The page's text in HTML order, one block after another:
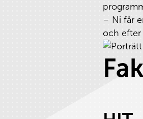
– Ni får
och efter